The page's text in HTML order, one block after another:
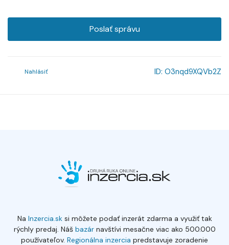
Poslať správu
Nahlásiť ID: O3nqd9XQVb2Z
Na Inzercia.sksi môžete podať inzerát zdarma a využiť tak
rýchly predaj. Náš bazárnavštívi mesačne viac ako 500.000
používateľov. Regionálna inzercia predstavuje zoradenie